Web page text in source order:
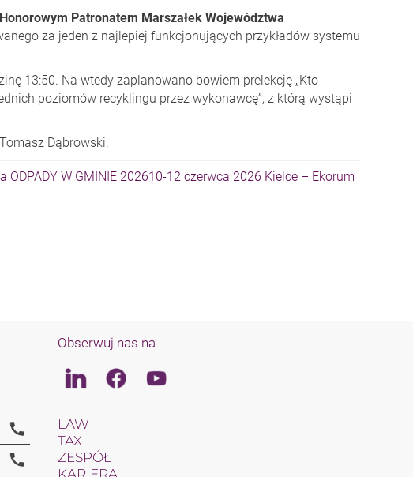
Honorowym Patronatem Marszałek Województwa
za jeden z najlepiej funkcjonujących przykładów systemu
13:50. Na wtedy zaplanowano bowiem prelekcję „Kto
poziomów recyklingu przez wykonawcę”, z którą wystąpi
Dąbrowski.
ODPADY W GMINIE 202610-12 czerwca 2026 Kielce – Ekorum
Obserwuj nas na
LinkedinFacebookYoutube
LAW
TAX
ZESPÓŁ
KARIERA